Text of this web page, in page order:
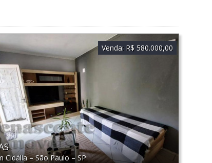
Cidália–São Paulo – SP
Venda: R$ 580.000,00